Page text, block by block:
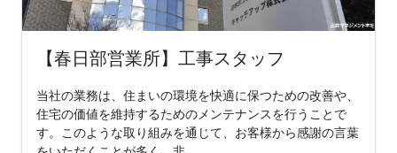
【春日部営業所】工事スタッフ
当社の業務は、住まいの環境を快適に保つための改善や、
住宅の価値を維持するためのメンテナンスを行うことで
す。このような取り組みを通じて、お客様から感謝の言葉